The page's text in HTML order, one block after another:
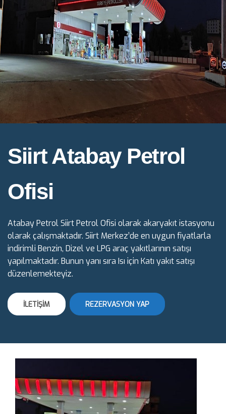
Siirt Atabay Petrol
Ofisi
Atabay Petrol Siirt Petrol Ofisi olarak akaryakıt istasyonu
olarak çalışmaktadır. Siirt Merkez’de en uygun fiyatlarla
indirimli Benzin, Dizel ve LPG araç yakıtlarının satışı
yapılmaktadır. Bunun yanı sıra Isı için Katı yakıt satışı
düzenlemekteyiz.
İLETİŞİM REZERVASYON YAP